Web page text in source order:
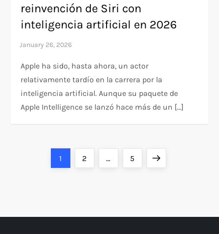
reinvención de Siri con
inteligencia artificial en 2026
Apple ha sido, hasta ahora, un actor
relativamente tardío en la carrera por la
inteligencia artificial. Aunque su paquete de
Apple Intelligence se lanzó hace más de un […]
Page
1 Page
2 … Page
5 Next